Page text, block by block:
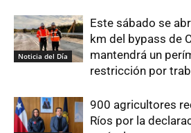
Noticia del Día
Este sábado se
km del bypass de
mantendrá un
restricción por
900 agricultores
Ríos por la